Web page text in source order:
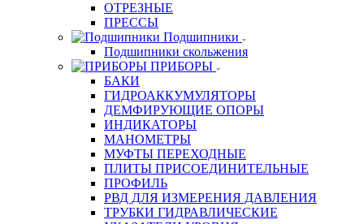
ОТРЕЗНЫЕ
ПРЕССЫ
Подшипники
Подшипники скольжения
ПРИБОРЫ
БАКИ
ГИДРОАККУМУЛЯТОРЫ
ДЕМФИРУЮЩИЕ ОПОРЫ
ИНДИКАТОРЫ
МАНОМЕТРЫ
МУФТЫ ПЕРЕХОДНЫЕ
ПЛИТЫ ПРИСОЕДИНИТЕЛЬНЫЕ
ПРОФИЛЬ
РВД ДЛЯ ИЗМЕРЕНИЯ ДАВЛЕНИЯ
ТРУБКИ ГИДРАВЛИЧЕСКИЕ